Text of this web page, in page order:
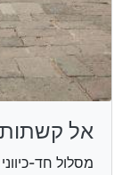
אל
מסלול חד-כיווני